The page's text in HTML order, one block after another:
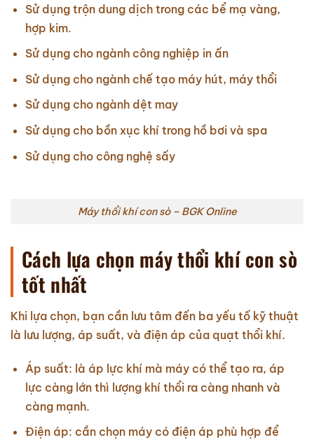
Sử dụng trộn dung dịch trong các bể mạ vàng,
hợp kim.
Sử dụng cho ngành công nghiệp in ấn
Sử dụng cho ngành chế tạo máy hút, máy thổi
Sử dụng cho ngành dệt may
Sử dụng cho bồn xục khí trong hồ bơi và spa
Sử dụng cho công nghệ sấy
Máy thổi khí con sò – BGK Online
Cách lựa chọn máy thổi khí con sò
tốt nhất
Khi lựa chọn, bạn cần lưu tâm đến ba yếu tố kỹ thuật
là lưu lượng, áp suất, và điện áp của quạt thổi khí.
Áp suất: là áp lực khí mà máy có thể tạo ra, áp
lực càng lớn thì lượng khí thổi ra càng nhanh và
càng mạnh.
Điện áp: cần chọn máy có điện áp phù hợp để